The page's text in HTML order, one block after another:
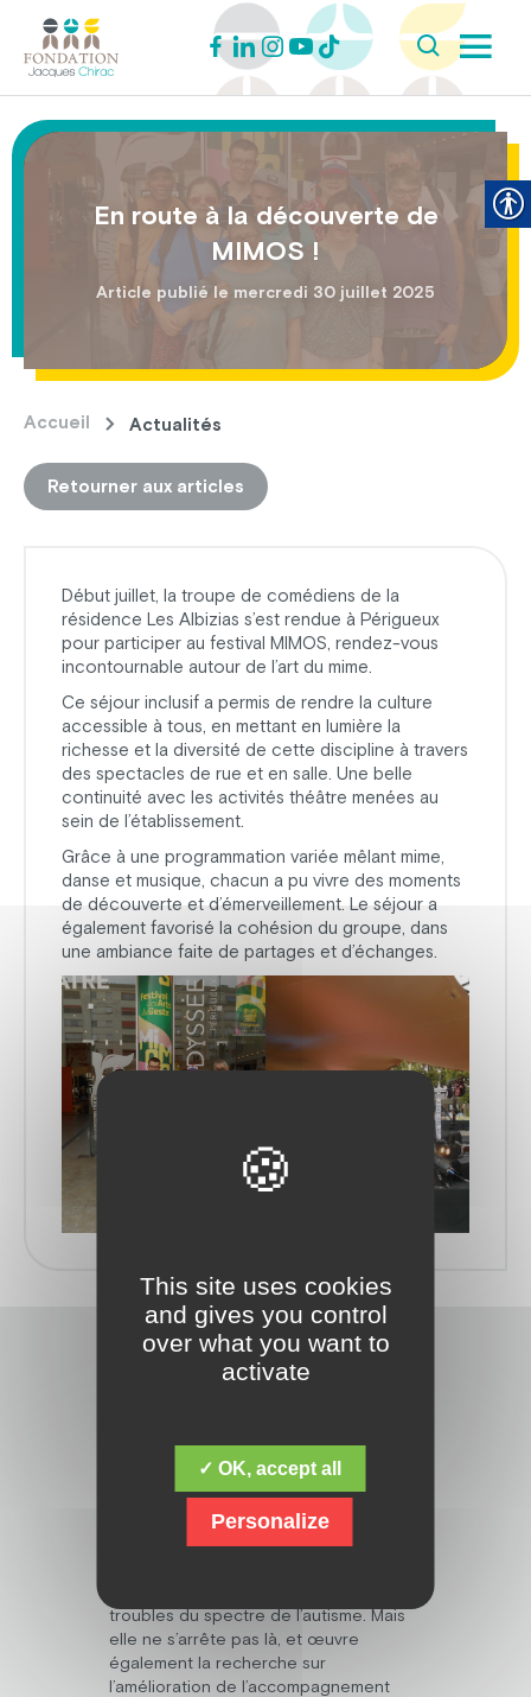
En route à la découverte de
MIMOS !
Article publié le mercredi 30 juillet 2025
Accueil Actualités
Retourner aux articles
Début juillet, la troupe de comédiens de la
résidence Les Albizias s’est rendue à Périgueux
pour participer au festival MIMOS, rendez-vous
incontournable autour de l’art du mime.
Ce séjour inclusif a permis de rendre la culture
accessible à tous, en mettant en lumière la
richesse et la diversité de cette discipline à travers
des spectacles de rue et en salle. Une belle
continuité avec les activités théâtre menées au
sein de l’établissement.
Grâce à une programmation variée mêlant mime,
danse et musique, chacun a pu vivre des moments
de découverte et d’émerveillement. Le séjour a
également favorisé la cohésion du groupe, dans
une ambiance faite de partages et d’échanges.
Découvrez la fondation Jacques Chirac,
dont la mission fondamentale est de
répondre aux besoins des personnes
troubles du spectre de l’autisme. Mais
elle ne s’arrête pas là, et œuvre
également la recherche sur
l’amélioration de l’accompagnement
This site uses cookies
and gives you control
over what you want to
activate
✓ OK, accept all
Personalize